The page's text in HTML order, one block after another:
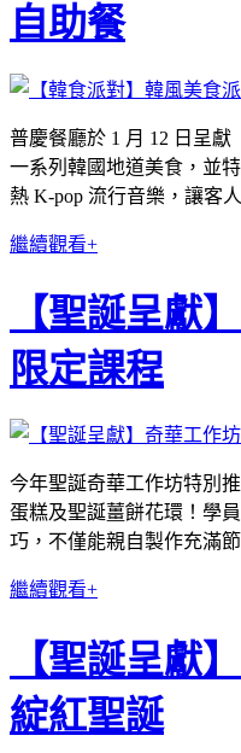
自助餐
普慶餐廳於 1 月 12 日呈
一系列韓國地道美食，並
熱 K-pop 流行音樂，讓客
繼續觀看+
【聖誕呈獻
限定課程
今年聖誕奇華工作坊特別
蛋糕及聖誕薑餅花環！學
巧，不僅能親自製作充滿
繼續觀看+
【聖誕呈獻
綻紅聖誕